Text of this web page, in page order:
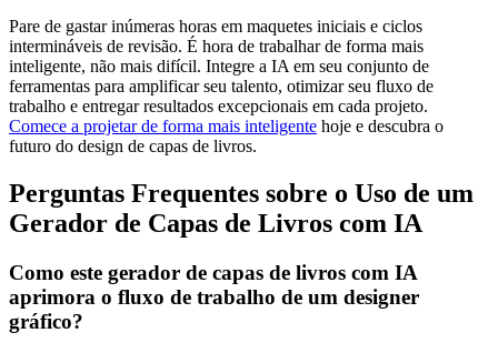
Pare de gastar inúmeras horas em maquetes iniciais e ciclos
intermináveis de revisão. É hora de trabalhar de forma mais
inteligente, não mais difícil. Integre a IA em seu conjunto de
ferramentas para amplificar seu talento, otimizar seu fluxo de
trabalho e entregar resultados excepcionais em cada projeto.
Comece a projetar de forma mais inteligente hoje e descubra o
futuro do design de capas de livros.
Perguntas Frequentes sobre o Uso de um
Gerador de Capas de Livros com IA
Como este gerador de capas de livros com IA
aprimora o fluxo de trabalho de um designer
gráfico?